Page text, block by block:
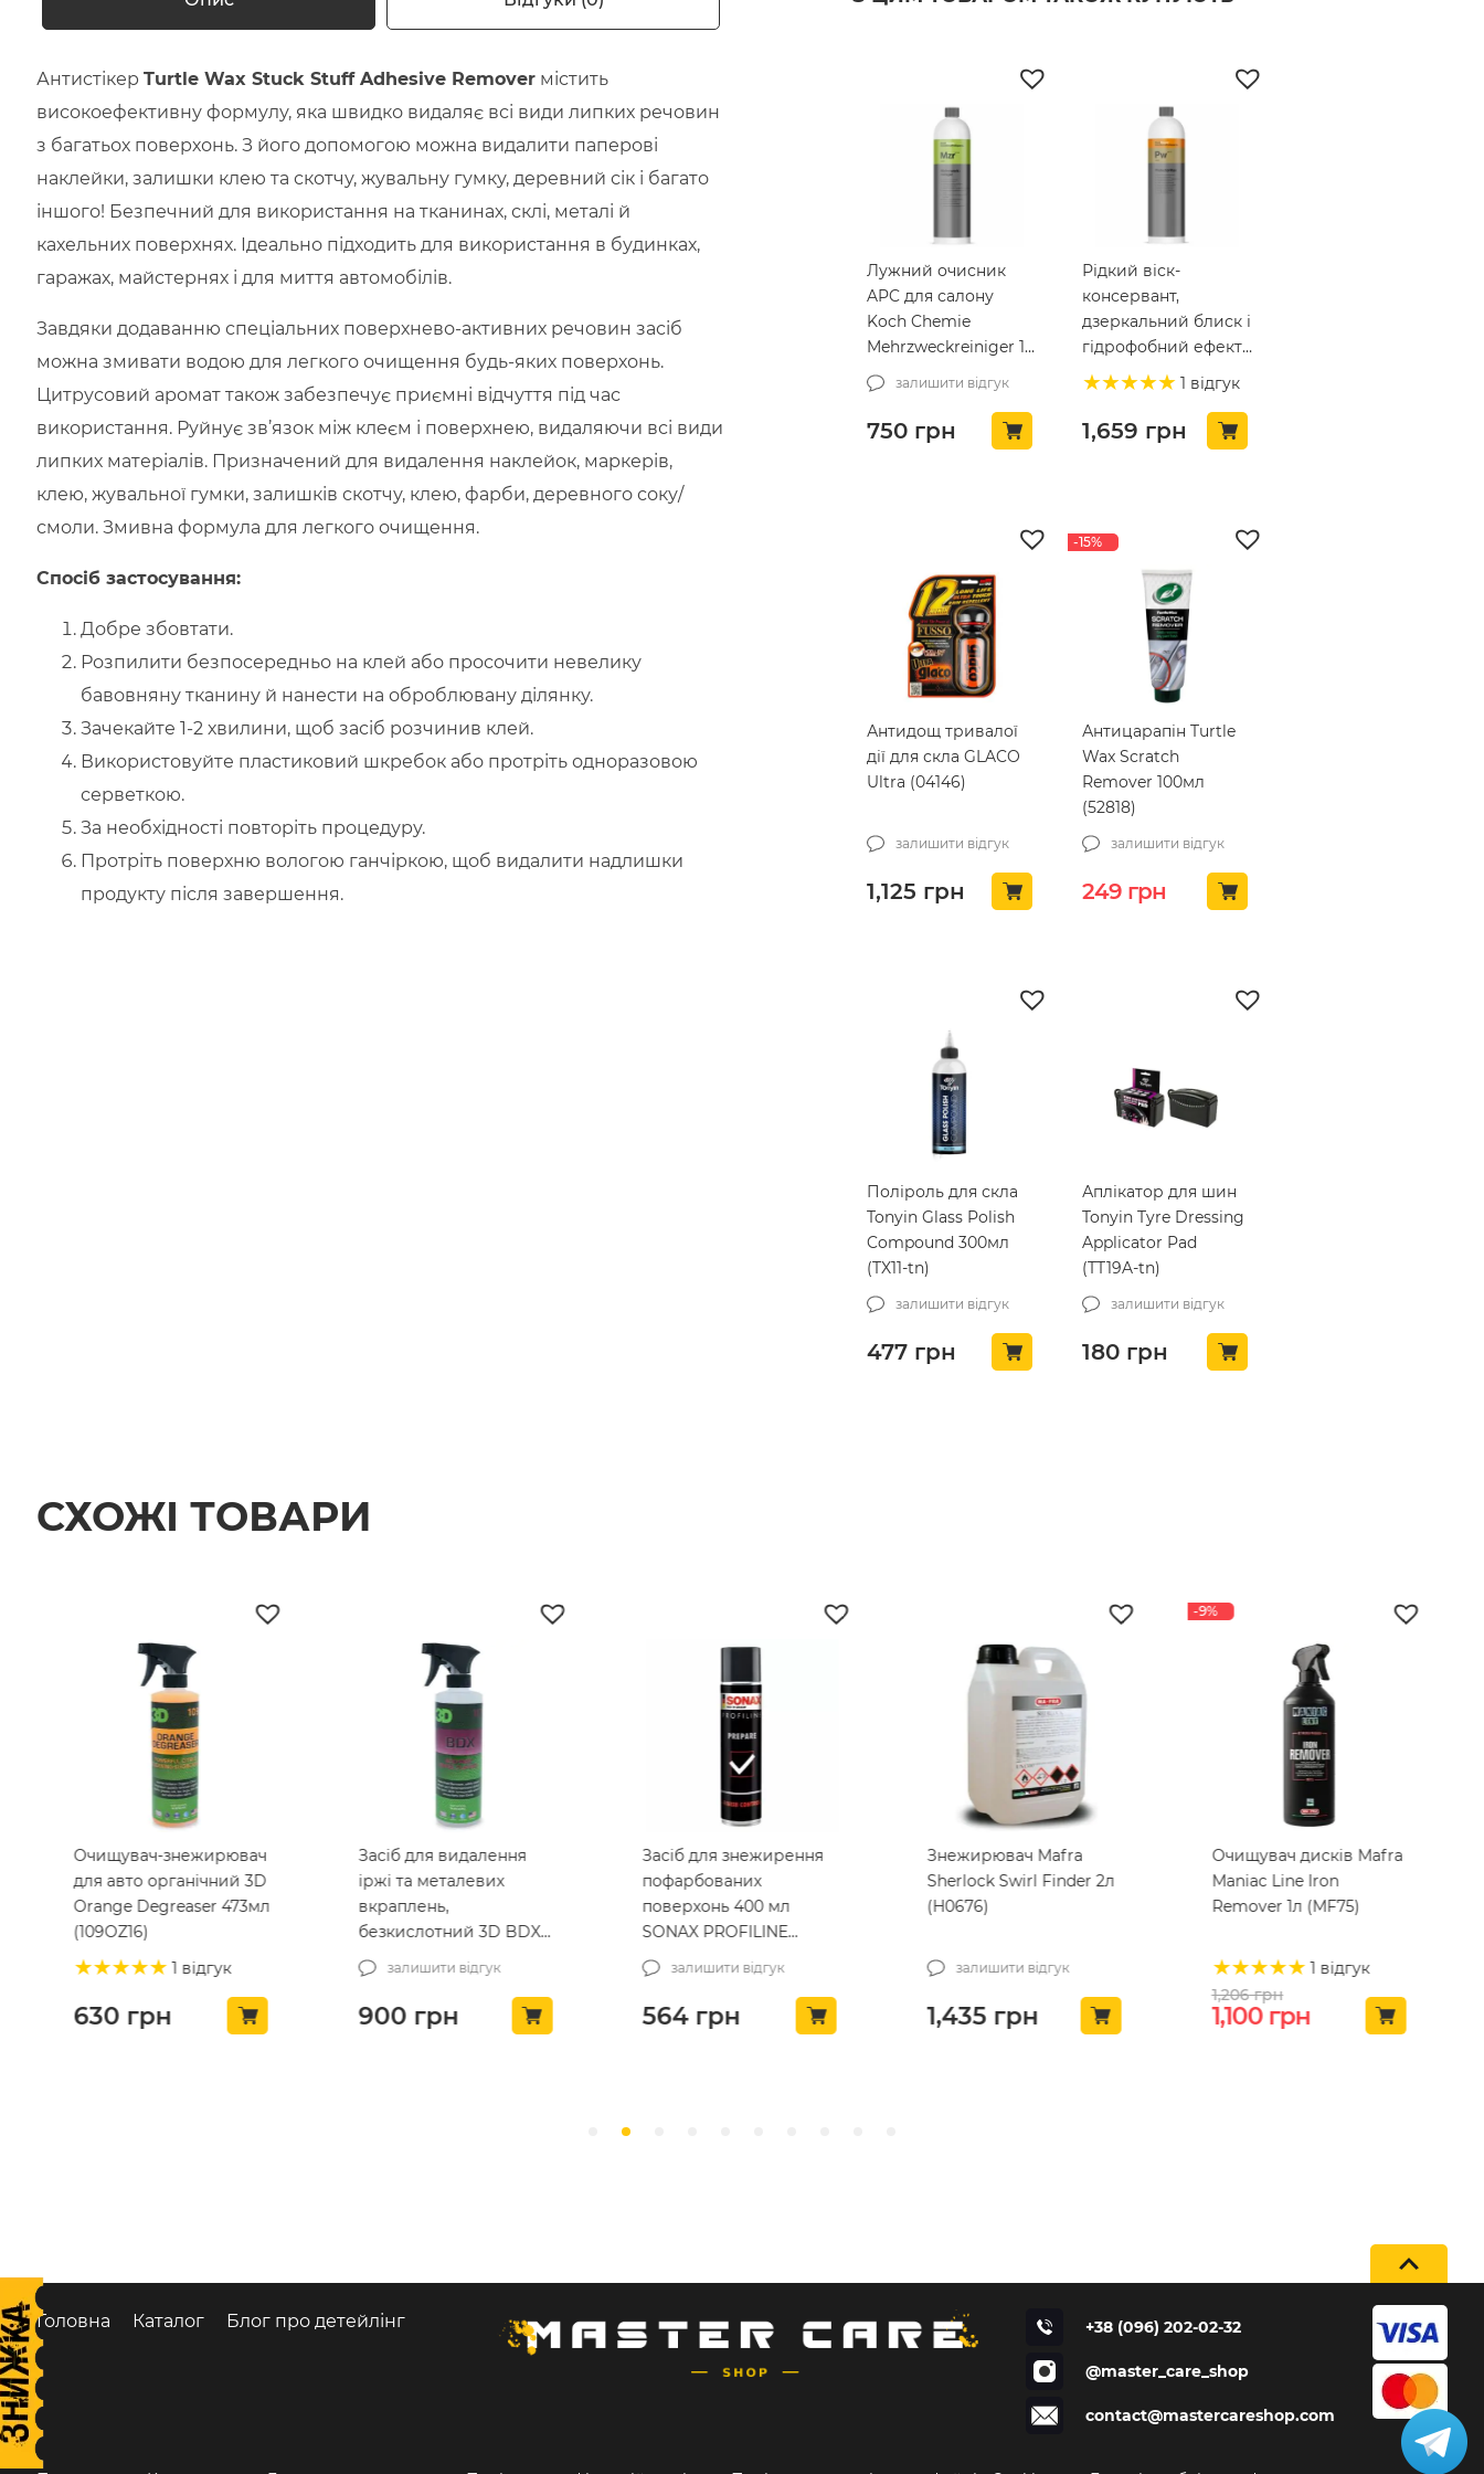
Антистікер Turtle Wax Stuck Stuff Adhesive Remover містить
високоефективну формулу, яка швидко видаляє всі види липких речовин
з багатьох поверхонь. З його допомогою можна видалити паперові
наклейки, залишки клею та скотчу, жувальну гумку, деревний сік і багато
іншого! Безпечний для використання на тканинах, склі, металі й
кахельних поверхнях. Ідеально підходить для використання в будинках,
гаражах, майстернях і для миття автомобілів.
Завдяки додаванню спеціальних поверхнево-активних речовин засіб
можна змивати водою для легкого очищення будь-яких поверхонь.
Цитрусовий аромат також забезпечує приємні відчуття під час
використання. Руйнує зв’язок між клеєм і поверхнею, видаляючи всі види
липких матеріалів. Призначений для видалення наклейок, маркерів,
клею, жувальної гумки, залишків скотчу, клею, фарби, деревного соку/
смоли. Змивна формула для легкого очищення.
Спосіб застосування:
Добре збовтати.
Розпилити безпосередньо на клей або просочити невелику
бавовняну тканину й нанести на оброблювану ділянку.
Зачекайте 1-2 хвилини, щоб засіб розчинив клей.
Використовуйте пластиковий шкребок або протріть одноразовою
серветкою.
За необхідності повторіть процедуру.
Протріть поверхню вологою ганчіркою, щоб видалити надлишки
продукту після завершення.
Лужний очисник
APC для салону
Koch Chemie
Mehrzweckreiniger 1л
(86001)
залишити відгук
750 грн
Рідкий віск-
консервант,
дзеркальний блиск і
гідрофобний ефект
KochChemie
ProtectorWax 1 л
(319001)
1 відгук
1,659 грн
Антидощ тривалої
дії для скла GLACO
Ultra (04146)
залишити відгук
1,125 грн
-15%
Антицарапін Turtle
Wax Scratch
Remover 100мл
(52818)
залишити відгук
Оригінальна ціна: 294 грн.
249 грн Поточна ціна: 249 грн.
Поліроль для скла
Tonyin Glass Polish
Compound 300мл
(TX11-tn)
залишити відгук
477 грн
Аплікатор для шин
Tonyin Tyre Dressing
Applicator Pad
(TT19A-tn)
залишити відгук
180 грн
СХОЖІ ТОВАРИ
Очищувач-знежирювач
для авто органічний 3D
Orange Degreaser 473мл
(109OZ16)
1 відгук
630 грн
Засіб для видалення
іржі та металевих
вкраплень,
безкислотний 3D BDX
Iron Remover 473мл
(117OZ16)
залишити відгук
900 грн
Засіб для знежирення
пофарбованих
поверхонь 400 мл
SONAX PROFILINE
Prepare (237300)
залишити відгук
564грн
Знежирювач Mafra
Sherlock Swirl Finder 2л
(H0676)
залишити відгук
1,435 грн
-9%
Очищувач дисків Mafra
Maniac Line Iron
Remover 1л (MF75)
1 відгук
1,206грн
Оригінальна ціна:
1,100грнПоточна
Головна Каталог Блог про детейлінг +38 (096) 202-02-32
@master_care_shop
contact@mastercareshop.com